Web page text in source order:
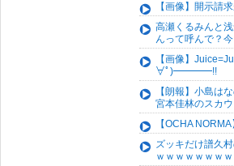
【画像】開示請
高瀬くるみんと
んって呼んで？
【画像】
∀ﾟ)━━━━!!
【朗報】小島は
宮本佳林のスカ
【OCHA
ズッキだけ譜久
ｗｗｗｗｗｗｗｗ